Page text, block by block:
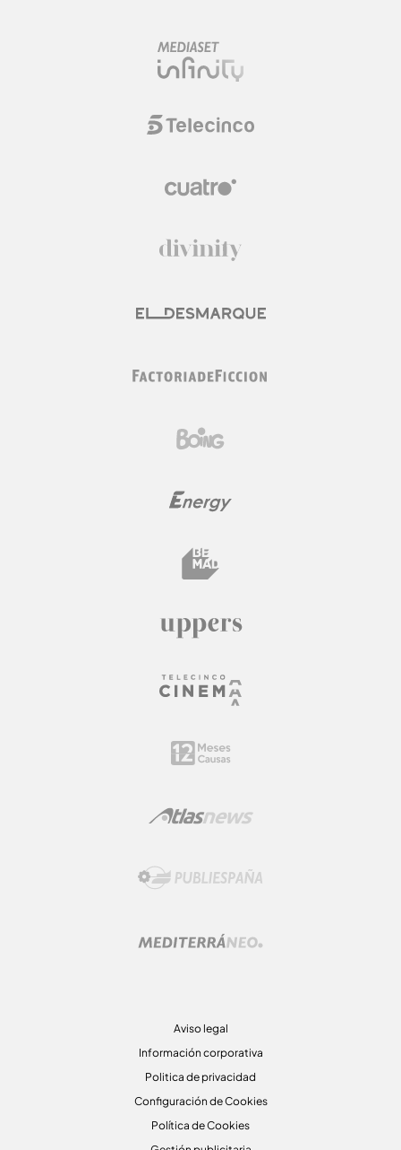
Aviso legal
Información corporativa
Politica de privacidad
Configuración de Cookies
Política de Cookies